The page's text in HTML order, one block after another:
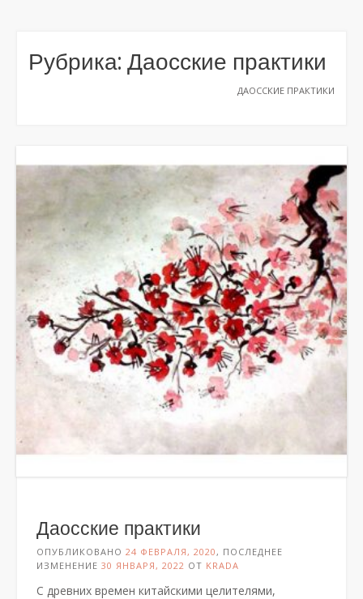
Рубрика: Даосские практики
ДАОССКИЕ ПРАКТИКИ
Даосские практики
ОПУБЛИКОВАНО 24 ФЕВРАЛЯ, 2020 , ПОСЛЕДНЕЕ
ИЗМЕНЕНИЕ 30 ЯНВАРЯ, 2022 ОТ KRADA
С древних времен китайскими целителями,